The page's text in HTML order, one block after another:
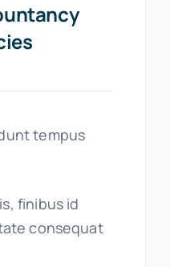
tempus
finibus id
consequat